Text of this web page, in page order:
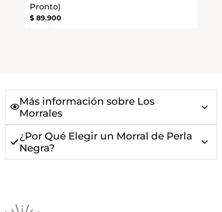
Pronto)
$ 89.900
Más información sobre Los
Morrales
¿Por Qué Elegir un Morral de Perla
Negra?